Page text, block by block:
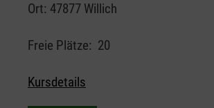
Ort: 47877 Willich
Freie Plätze: 20
Kursdetails